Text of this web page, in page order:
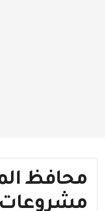
محافظ
مشروعات